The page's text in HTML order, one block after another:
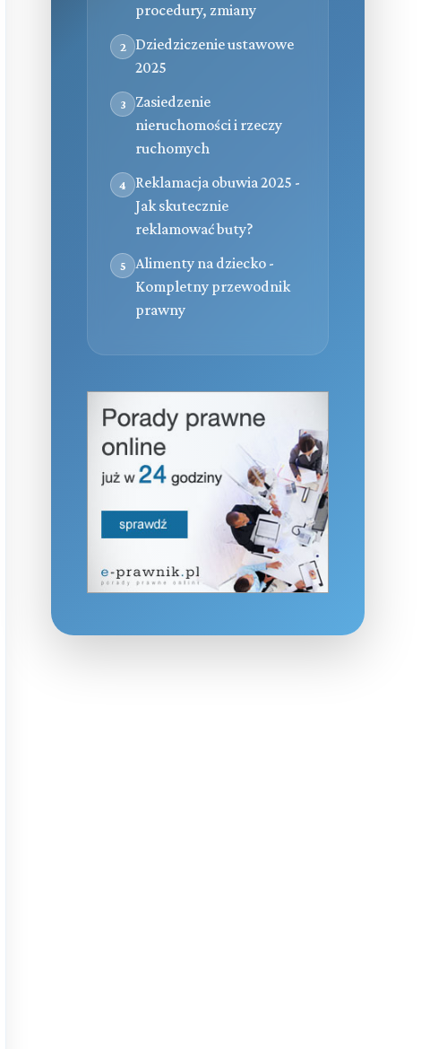
procedury, zmiany
2
Dziedziczenie ustawowe
2025
3
Zasiedzenie
nieruchomości i rzeczy
ruchomych
4
Reklamacja obuwia 2025 -
Jak skutecznie
reklamować buty?
5
Alimenty na dziecko -
Kompletny przewodnik
prawny